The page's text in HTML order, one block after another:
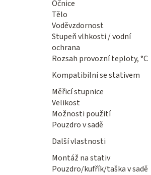
Očnice
Tělo
Voděvzdornost
Stupeň vlhkosti / vodní
ochrana
Rozsah provozní teploty, °C
Kompatibilní se stativem
Měřicí stupnice
Velikost
Možnosti použití
Pouzdro v sadě
Další vlastnosti
Montáž na stativ
Pouzdro/kufřík/taška v sadě